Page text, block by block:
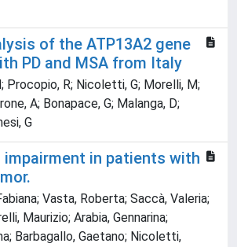
of the ATP13A2 gene
PD and MSA from Italy
Procopio, R; Nicoletti, G; Morelli, M;
A; Bonapace, G; Malanga, D;
G
impairment in patients with
Vasta, Roberta; Saccà, Valeria;
Maurizio; Arabia, Gennarina;
Barbagallo, Gaetano; Nicoletti,